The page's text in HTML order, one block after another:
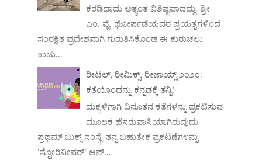
ಕರಡಿಧಾಮ ಅತ್ಯಂತ ವಿಶಿಷ್ಟವಾದದ್ದು. ಶ್ರೀ
ಎಂ. ವೈ. ಘೋರ್ಪಡೆಯವರ ಪ್ರಯತ್ನಗಳಿಂದ
ಸಂರಕ್ಷಿತ ಪ್ರದೇಶವಾಗಿ ಗುರುತಿಸಿಕೊಂಡ ಈ ಕುರುಚಲು
ಕಾಡು...
ರೀಟೆಲ್, ರೀಮಿಕ್ಸ್, ರೀಜಾಯ್ಸ್ ೨೦೨೦:
ಕತೆಯೊಂದನ್ನು ಕನ್ನಡಕ್ಕೆ ತನ್ನಿ!
ಮಕ್ಕಳಿಗಾಗಿ ವಿನೂತನ ಕತೆಗಳನ್ನು ಪ್ರಕಟಿಸುವ
ಮೂಲಕ ಹೆಸರುವಾಸಿಯಾಗಿರುವುದು
ಪ್ರಥಮ್ ಬುಕ್ಸ್ ಸಂಸ್ಥೆ. ತನ್ನ ಬಹುತೇಕ ಪ್ರಕಟಣೆಗಳನ್ನು
'ಸ್ಟೋರಿವೀವರ್' ಆನ್‌...